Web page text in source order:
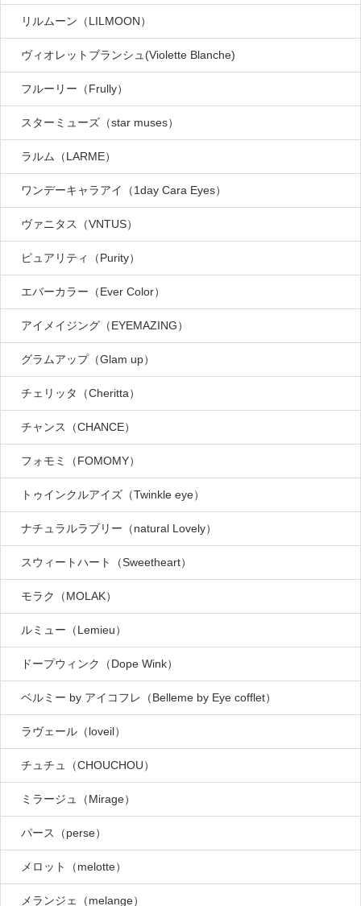
リルムーン（LILMOON）
ヴィオレットブランシュ(Violette Blanche)
フルーリー（Frully）
スターミューズ（star muses）
ラルム（LARME）
ワンデーキャラアイ（1day Cara Eyes）
ヴァニタス（VNTUS）
ピュアリティ（Purity）
エバーカラー（Ever Color）
アイメイジング（EYEMAZING）
グラムアップ（Glam up）
チェリッタ（Cheritta）
チャンス（CHANCE）
フォモミ（FOMOMY）
トゥインクルアイズ（Twinkle eye）
ナチュラルラブリー（natural Lovely）
スウィートハート（Sweetheart）
モラク（MOLAK）
ルミュー（Lemieu）
ドープウィンク（Dope Wink）
ベルミー by アイコフレ（Belleme by Eye cofflet）
ラヴェール（loveil）
チュチュ（CHOUCHOU）
ミラージュ（Mirage）
パース（perse）
メロット（melotte）
メランジェ（melange）